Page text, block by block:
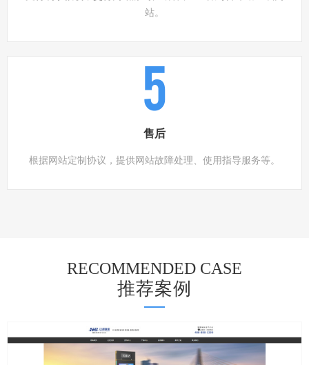
站。
5
售后
根据网站定制协议，提供网站故障处理、使用指导服务等。
RECOMMENDED CASE
推荐案例